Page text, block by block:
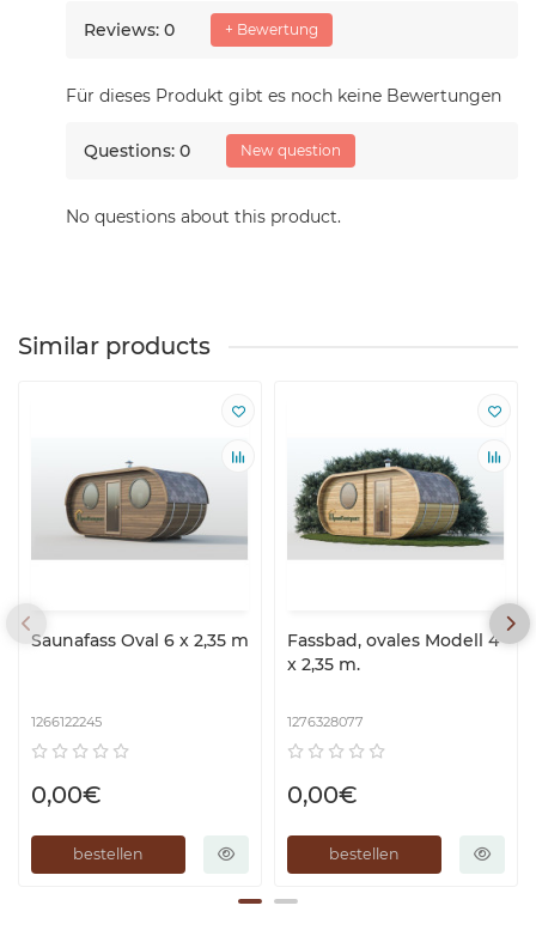
Reviews: 0
+ Bewertung
Für dieses Produkt gibt es noch keine Bewertungen
Questions: 0 New question
No questions about this product.
Similar products
Saunafass Oval 6 x 2,35 m
1266122245
0,00€
bestellen
Fassbad, ovales Modell 4
x 2,35 m.
1276328077
0,00€
bestellen